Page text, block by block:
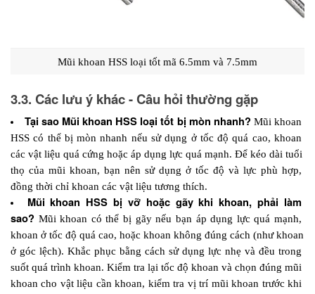
Mũi khoan HSS loại tốt mã 6.5mm và 7.5mm
3.3. Các lưu ý khác - Câu hỏi thường gặp
Tại sao Mũi khoan HSS loại tốt bị mòn nhanh? Mũi khoan
HSS có thể bị mòn nhanh nếu sử dụng ở tốc độ quá cao, khoan
các vật liệu quá cứng hoặc áp dụng lực quá mạnh. Để kéo dài tuổi
thọ của mũi khoan, bạn nên sử dụng ở tốc độ và lực phù hợp,
đồng thời chỉ khoan các vật liệu tương thích.
Mũi khoan HSS bị vỡ hoặc gãy khi khoan, phải làm
sao? Mũi khoan có thể bị gãy nếu bạn áp dụng lực quá mạnh,
khoan ở tốc độ quá cao, hoặc khoan không đúng cách (như khoan
ở góc lệch). Khắc phục bằng cách sử dụng lực nhẹ và đều trong
suốt quá trình khoan. Kiểm tra lại tốc độ khoan và chọn đúng mũi
khoan cho vật liệu cần khoan, kiểm tra vị trí mũi khoan trước khi